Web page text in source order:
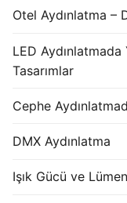
Otel Aydınlatma –
LED
Tasarımlar
Cephe
DMX Aydınlatma
Işık Gücü ve